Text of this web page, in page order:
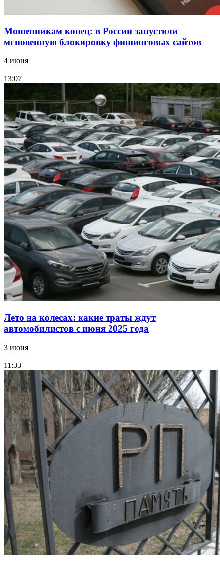
Мошенникам конец: в России запустили
мгновенную блокировку фишинговых сайтов
4 июня
13:07
Лето на колесах: какие траты ждут
автомобилистов с июня 2025 года
3 июня
11:33